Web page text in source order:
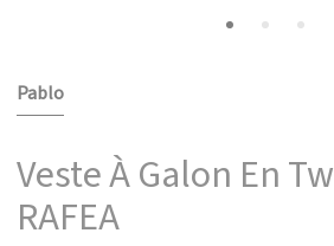
Pablo
Veste À Galon En
RAFEA